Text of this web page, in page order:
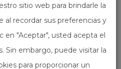
sitio web para brindarle la
al recordar sus preferencias y
en "Aceptar", usted acepta el
Sin embargo, puede visitar la
para proporcionar un